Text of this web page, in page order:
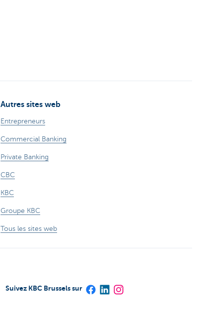
Autres sites web
Entrepreneurs
Commercial Banking
Private Banking
CBC
KBC
Groupe KBC
Tous les sites web
Suivez KBC Brussels sur